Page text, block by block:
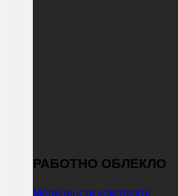
РАБОТНО ОБЛЕКЛО
Медицински комплекти